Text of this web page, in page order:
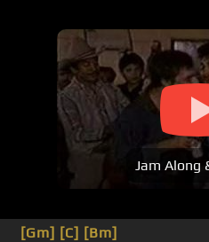
Jam Along
[Gm] [C] [Bm]